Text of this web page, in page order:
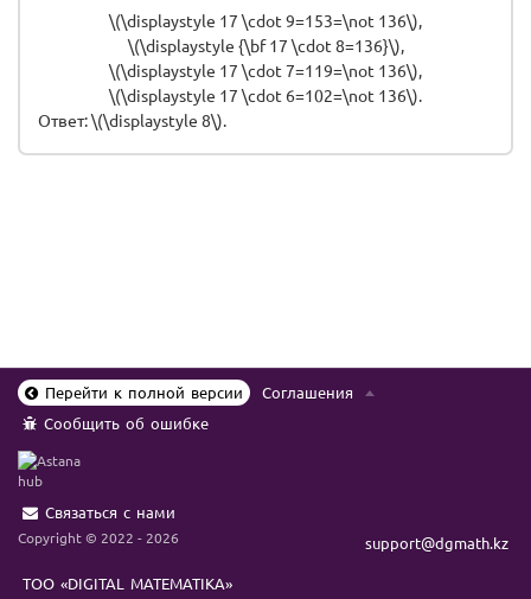
\(\displaystyle 17 \cdot 9=153=\not 136\),
\(\displaystyle {\bf 17 \cdot 8=136}\),
\(\displaystyle 17 \cdot 7=119=\not 136\),
\(\displaystyle 17 \cdot 6=102=\not 136\).
Ответ: \(\displaystyle 8\).
Перейти к полной версии
Соглашения
Сообщить об ошибке
Связаться с нами
Copyright © 2022 - 2026
ТОО «DIGITAL MATEMATIKA»
support@dgmath.kz